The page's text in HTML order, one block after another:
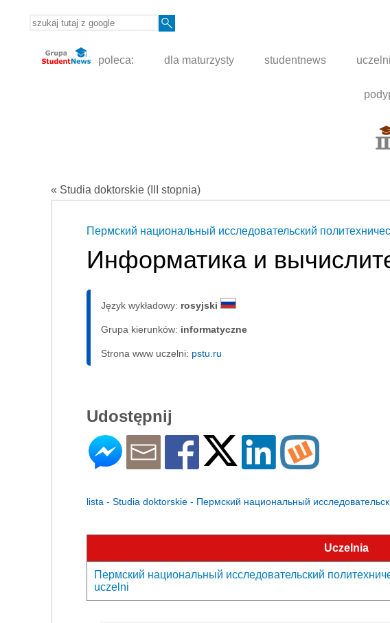
poleca: dla maturzysty studentnews
« Studia doktorskie (III stopnia)
Пермский национальный исследовательский
Информатика и
Język wykładowy: rosyjski
Grupa kierunków: informatyczne
Strona www uczelni: pstu.ru
Udostępnij
lista - Studia doktorskie - Пермский национальный
Uczelnia
Пермский национальный исследовательский
uczelni